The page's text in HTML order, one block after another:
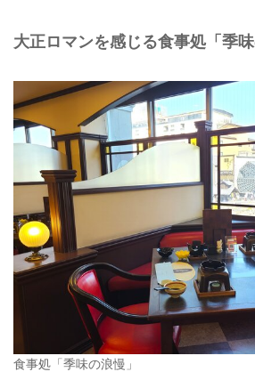
大正ロマンを感じる食事処「季味
食事処「季味の浪慢」